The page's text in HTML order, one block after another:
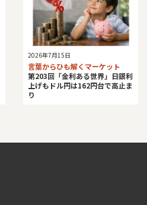
2026年7月15日
言葉からひも解くマーケット
第203回「金利ある世界」日銀利
上げもドル円は162円台で高止ま
り